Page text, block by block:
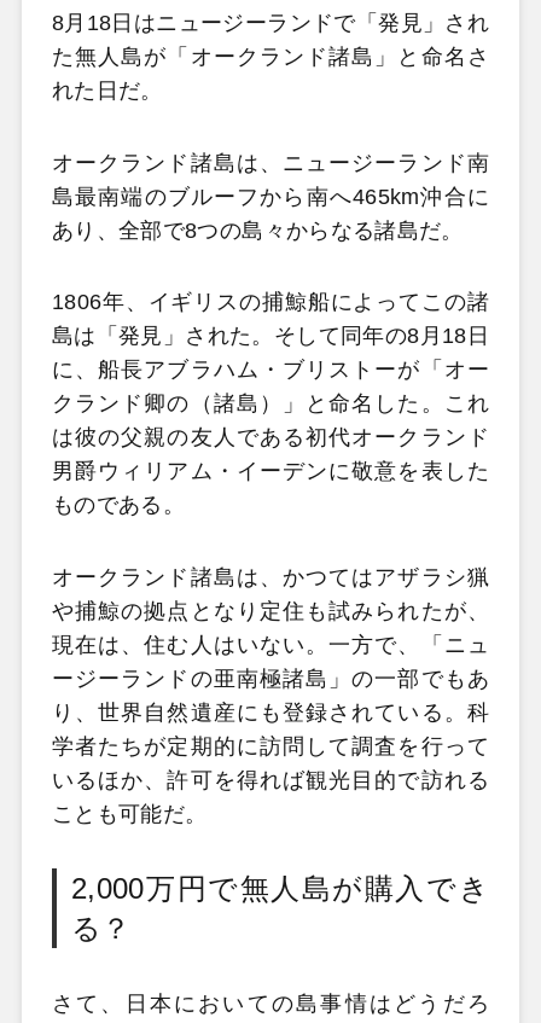
8月18日はニュージーランドで「発見」され
た無人島が「オークランド諸島」と命名さ
れた日だ。
オークランド諸島は、ニュージーランド南
島最南端のブルーフから南へ465km沖合に
あり、全部で8つの島々からなる諸島だ。
1806年、イギリスの捕鯨船によってこの諸
島は「発見」された。そして同年の8月18日
に、船長アブラハム・ブリストーが「オー
クランド卿の（諸島）」と命名した。これ
は彼の父親の友人である初代オークランド
男爵ウィリアム・イーデンに敬意を表した
ものである。
オークランド諸島は、かつてはアザラシ猟
や捕鯨の拠点となり定住も試みられたが、
現在は、住む人はいない。一方で、「ニュ
ージーランドの亜南極諸島」の一部でもあ
り、世界自然遺産にも登録されている。科
学者たちが定期的に訪問して調査を行って
いるほか、許可を得れば観光目的で訪れる
ことも可能だ。
2,000万円で無人島が購入でき
る？
さて、日本においての島事情はどうだろ